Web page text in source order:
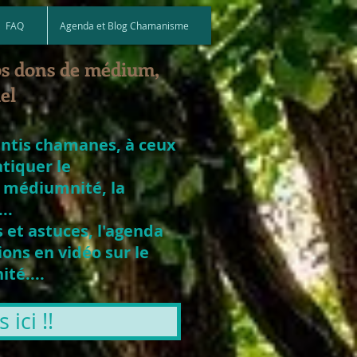
dons de médium,
chamanes, à ceux
le
médiumnité, la
et astuces, l'agenda
en vidéo sur le
ici !!
FAQ Agenda et Blog Chamanisme